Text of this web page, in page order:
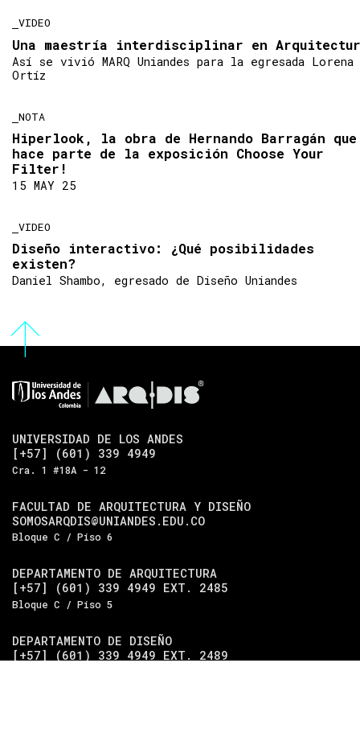
VIDEO
Una maestría interdisciplinar en
Así se vivió MARQ Uniandes para la egresada Lorena
Ortíz
NOTA
Hiperlook, la obra de Hernando Barragán que
hace parte de la exposición Choose Your
Filter!
15 MAY 25
VIDEO
Diseño interactivo: ¿Qué posibilidades
existen?
Daniel Shambo, egresado de Diseño Uniandes
UNIVERSIDAD DE LOS ANDES
[+57] (601) 339 4949
Cra. 1 #18A - 12
FACULTAD DE ARQUITECTURA Y DISEÑO
SOMOSARQDIS@UNIANDES.EDU.CO
Bloque C / Piso 6
DEPARTAMENTO DE ARQUITECTURA
[+57] (601) 339 4949 EXT. 2485
Bloque C / Piso 5
DEPARTAMENTO DE DISEÑO
[+57] (601) 339 4949 EXT. 2489